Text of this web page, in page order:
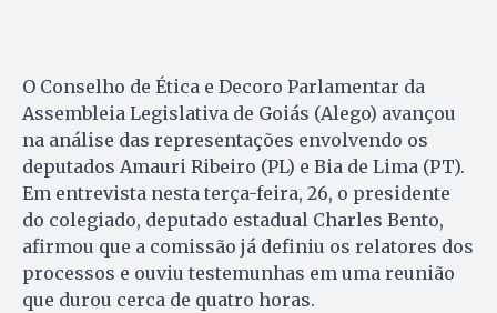
O Conselho de Ética e Decoro Parlamentar da
Assembleia Legislativa de Goiás (Alego) avançou
na análise das representações envolvendo os
deputados Amauri Ribeiro (PL) e Bia de Lima (PT).
Em entrevista nesta terça-feira, 26, o presidente
do colegiado, deputado estadual Charles Bento,
afirmou que a comissão já definiu os relatores dos
processos e ouviu testemunhas em uma reunião
que durou cerca de quatro horas.